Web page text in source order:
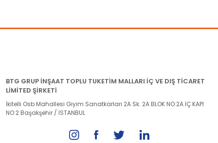
BTG GRUP İNŞAAT TOPLU TUKETİM MALLARI İÇ VE DIŞ TİCARET
LİMİTED ŞİRKETİ
İkitelli Osb Mahallesi Giyim Sanatkarları 2A Sk. 2A BLOK NO:2A İÇ KAPI
NO:2 Başakşehir / İSTANBUL